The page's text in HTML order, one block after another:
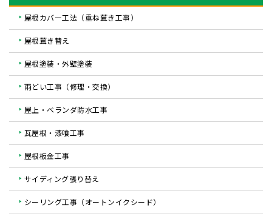
屋根カバー工法（重ね葺き工事）
屋根葺き替え
屋根塗装・外壁塗装
雨どい工事（修理・交換）
屋上・ベランダ防水工事
瓦屋根・漆喰工事
屋根板金工事
サイディング張り替え
シーリング工事（オートンイクシード）